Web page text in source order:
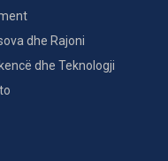
dhe Rajoni
dhe Teknologji